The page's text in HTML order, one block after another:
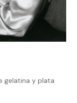
gelatina y plata